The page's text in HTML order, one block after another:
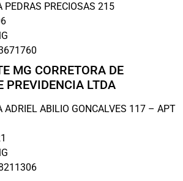
PEDRAS PRECIOSAS 215
MG CORRETORA DE
PREVIDENCIA LTDA
ADRIEL ABILIO GONCALVES 117 – APT